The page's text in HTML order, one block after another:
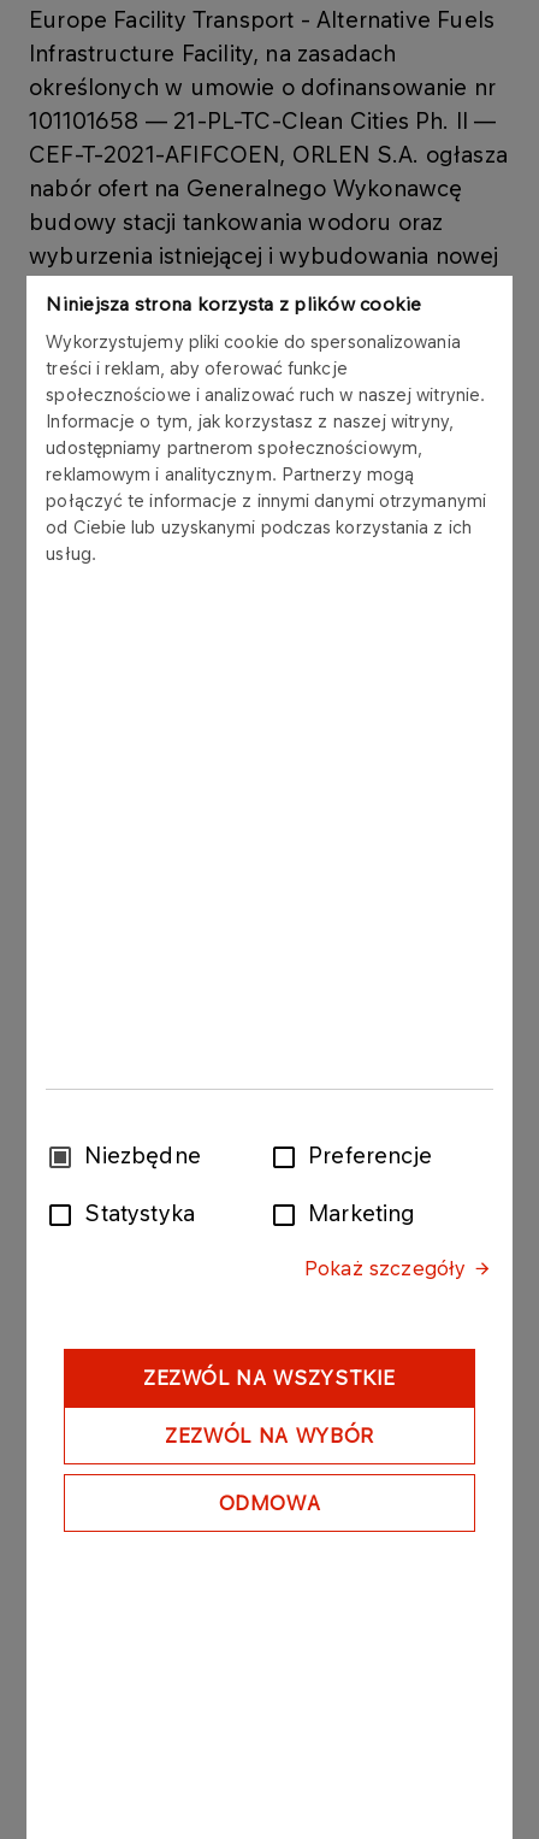
Niniejsza strona korzysta z plików cookie
Wykorzystujemy pliki cookie do spersonalizowania
treści i reklam, aby oferować funkcje
społecznościowe i analizować ruch w naszej witrynie.
Informacje o tym, jak korzystasz z naszej witryny,
udostępniamy partnerom społecznościowym,
reklamowym i analitycznym. Partnerzy mogą
połączyć te informacje z innymi danymi otrzymanymi
od Ciebie lub uzyskanymi podczas korzystania z ich
usług.
WybórNiezbędne Preferencje
Statystyka Marketing
Pokaż szczegóły
ZEZWÓL NA WSZYSTKIE
ZEZWÓL NA WYBÓR
ODMOWA
Europe Facility Transport - Alternative Fuels
Infrastructure Facility, na zasadach
określonych w umowie o dofinansowanie nr
101101658 — 21-PL-TC-Clean Cities Ph. II —
CEF-T-2021-AFIFCOEN, ORLEN S.A. ogłasza
nabór ofert na Generalnego Wykonawcę
budowy stacji tankowania wodoru oraz
wyburzenia istniejącej i wybudowania nowej
stacji paliw w Krakowie w formule EPC.
Zatem, ORLEN S.A. zaprasza do odpowiedzi
poprzez Platformę Zakupową CONNECT
https://connect.orlen.pl/
Numer zapytania ofertowego: PKN/2/000522/24
Więcej
KOMUNIKATY
ORLEN uruchomił Morski
Terminal Przeładunkowy na
powstała głównie dzięki
polskim firmom